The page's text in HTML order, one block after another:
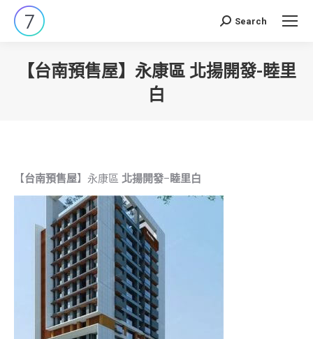
Search:
Search
【台南預售屋】永康區 北揚開發-睦里
白
【台南預售屋】永康區 北揚開發–睦里白